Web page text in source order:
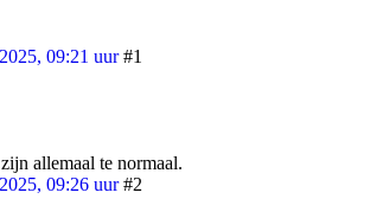
09:21 uur #1
allemaal te normaal.
09:26 uur #2